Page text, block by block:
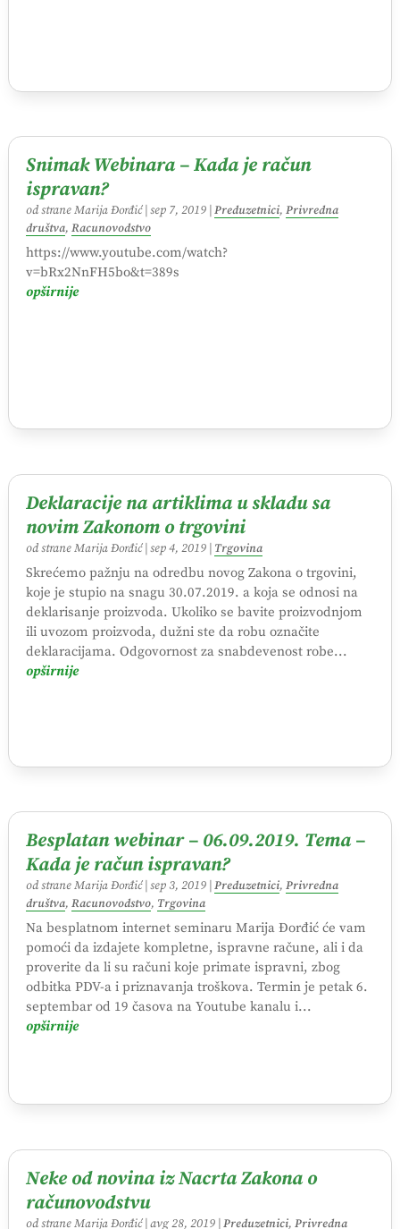
Snimak Webinara – Kada je račun
ispravan?
od straneMarija Đorđić| sep 7, 2019| Preduzetnici, Privredna
društva, Racunovodstvo
https://www.youtube.com/watch?
v=bRx2NnFH5bo&t=389s
opširnije
Deklaracije na artiklima u skladu sa
novim Zakonom o trgovini
od straneMarija Đorđić| sep 4, 2019| Trgovina
Skrećemo pažnju na odredbu novog Zakona o trgovini,
koje je stupio na snagu 30.07.2019. a koja se odnosi na
deklarisanje proizvoda. Ukoliko se bavite proizvodnjom
ili uvozom proizvoda, dužni ste da robu označite
deklaracijama. Odgovornost za snabdevenost robe...
opširnije
Besplatan webinar – 06.09.2019. Tema –
Kada je račun ispravan?
od straneMarija Đorđić| sep 3, 2019| Preduzetnici, Privredna
društva, Racunovodstvo, Trgovina
Na besplatnom internet seminaru Marija Đorđić će vam
pomoći da izdajete kompletne, ispravne račune, ali i da
proverite da li su računi koje primate ispravni, zbog
odbitka PDV-a i priznavanja troškova. Termin je petak 6.
septembar od 19 časova na Youtube kanalu i...
opširnije
Neke od novina iz Nacrta Zakona o
računovodstvu
od straneMarija Đorđić| avg 28, 2019| Preduzetnici, Privredna